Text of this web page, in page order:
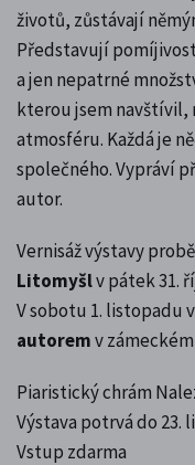
životů, zůstávají
Představují
a jen nepatrné
kterou jsem navštívil,
atmosféru. Každá je
společného. Vypráví
autor.
Vernisáž výstavy
Litomyšlv pátek 31.
V sobotu 1. listopadu
autoremv
Piaristický chrám
Výstava potrvá do 23.
Vstup zdarma